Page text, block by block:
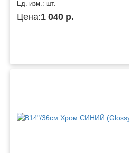
Ед. изм.: шт.
Цена:1 040 р.